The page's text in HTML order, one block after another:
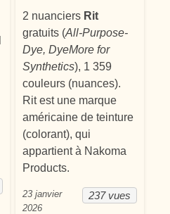
2 nuanciers Rit
gratuits (All-Purpose-
Dye, DyeMore for
Synthetics), 1 359
couleurs (nuances).
Rit est une marque
américaine de teinture
(colorant), qui
appartient à Nakoma
Products.
237 vues
23 janvier
2026